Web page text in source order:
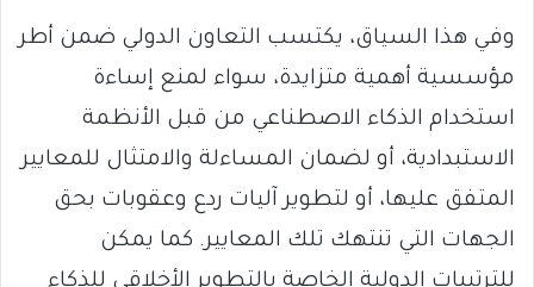
وفي هذا السياق، يكتسب التعاون الدولي ضمن أطر
مؤسسية أهمية متزايدة، سواء لمنع إساءة
استخدام الذكاء الاصطناعي من قبل الأنظمة
الاستبدادية، أو لضمان المساءلة والامتثال للمعايير
المتفق عليها، أو لتطوير آليات ردع وعقوبات بحق
الجهات التي تنتهك تلك المعايير. كما يمكن
للترتيبات الدولية الخاصة بالتطوير الأخلاقي للذكاء